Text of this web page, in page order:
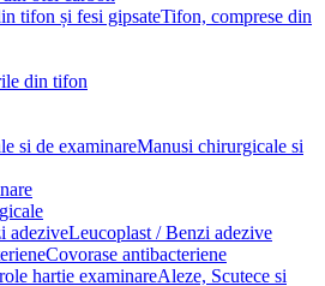
Tifon, comprese din
din tifon
Manusi chirurgicale si
Leucoplast / Benzi adezive
Covorase antibacteriene
Aleze, Scutece si